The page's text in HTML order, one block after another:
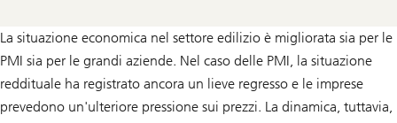
La situazione economica nel settore edilizio è migliorata sia per le
PMI sia per le grandi aziende. Nel caso delle PMI, la situazione
reddituale ha registrato ancora un lieve regresso e le imprese
prevedono un'ulteriore pressione sui prezzi. La dinamica, tuttavia,